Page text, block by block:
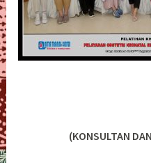
(KONSULTAN